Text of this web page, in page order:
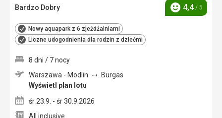
Bardzo Dobry
Ocena
4,4/ 5
Nowy aquapark z 6 zjeżdżalniami
Liczne udogodnienia dla rodzin z dziećmi
8 dni / 7 nocy
Warszawa - Modlin
Burgas
Wyświetl plan lotu
śr 23.9. - śr 30.9.2026
All inclusive